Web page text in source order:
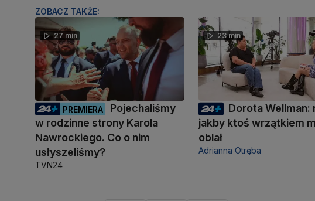
ZOBACZ TAKŻE:
27 min
PREMIERA
Pojechaliśmy
w rodzinne strony Karola
Nawrockiego. Co o nim
usłyszeliśmy?
TVN24
23 min
Dorota Wellman:
jakby ktoś wrzątkiem
oblał
Adrianna Otręba